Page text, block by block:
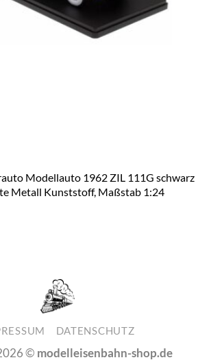
Modellauto 1962 ZIL 111G schwarz
Metall Kunststoff, Maßstab 1:24
DATENSCHUTZ
© modelleisenbahn-shop.de